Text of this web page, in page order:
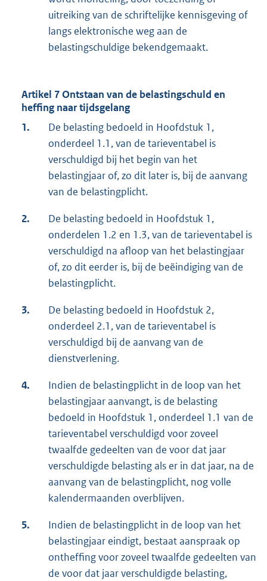
uitreiking van de schriftelijke kennisgeving of
langs elektronische weg aan de
belastingschuldige bekendgemaakt.
Artikel 7 Ontstaan van de belastingschuld en
heffing naar tijdsgelang
1.
De belasting bedoeld in Hoofdstuk 1,
onderdeel 1.1, van de tarieventabel is
verschuldigd bij het begin van het
belastingjaar of, zo dit later is, bij de aanvang
van de belastingplicht.
2.
De belasting bedoeld in Hoofdstuk 1,
onderdelen 1.2 en 1.3, van de tarieventabel is
verschuldigd na afloop van het belastingjaar
of, zo dit eerder is, bij de beëindiging van de
belastingplicht.
3.
De belasting bedoeld in Hoofdstuk 2,
onderdeel 2.1, van de tarieventabel is
verschuldigd bij de aanvang van de
dienstverlening.
4.
Indien de belastingplicht in de loop van het
belastingjaar aanvangt, is de belasting
bedoeld in Hoofdstuk 1, onderdeel 1.1 van de
tarieventabel verschuldigd voor zoveel
twaalfde gedeelten van de voor dat jaar
verschuldigde belasting als er in dat jaar, na de
aanvang van de belastingplicht, nog volle
kalendermaanden overblijven.
5.
Indien de belastingplicht in de loop van het
belastingjaar eindigt, bestaat aanspraak op
ontheffing voor zoveel twaalfde gedeelten van
de voor dat jaar verschuldigde belasting,